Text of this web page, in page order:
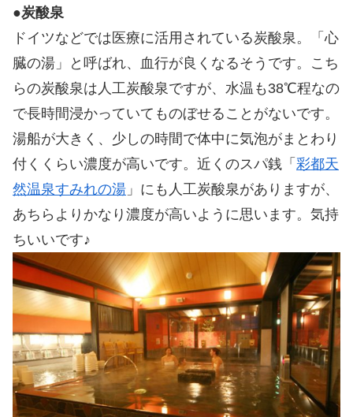
●炭酸泉
ドイツなどでは医療に活用されている炭酸泉。「心
臓の湯」と呼ばれ、血行が良くなるそうです。こち
らの炭酸泉は人工炭酸泉ですが、水温も38℃程なの
で長時間浸かっていてものぼせることがないです。
湯船が大きく、少しの時間で体中に気泡がまとわり
付くくらい濃度が高いです。近くのスパ銭「 彩都天
然温泉すみれの湯 」にも人工炭酸泉がありますが、
あちらよりかなり濃度が高いように思います。気持
ちいいです♪